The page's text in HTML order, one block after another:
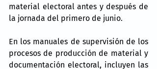
material electoral antes y después de
la jornada del primero de junio.
En los manuales de supervisión de los
procesos de producción de material y
documentación electoral, incluyen las